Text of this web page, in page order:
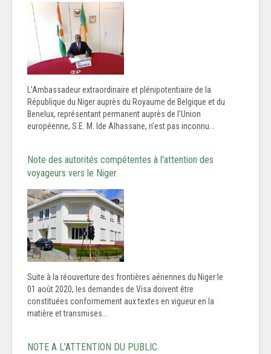
L’Ambassadeur extraordinaire et plénipotentiaire de la
République du Niger auprès du Royaume de Belgique et du
Benelux, représentant permanent auprès de l’Union
européenne, S.E. M. Ide Alhassane, n’est pas inconnu...
Note des autorités compétentes à l'attention des
voyageurs vers le Niger
Suite à la réouverture des frontières aériennes du Niger le
01 août 2020, les demandes de Visa doivent être
constituées conformement aux textes en vigueur en la
matière et transmises...
NOTE A L’ATTENTION DU PUBLIC